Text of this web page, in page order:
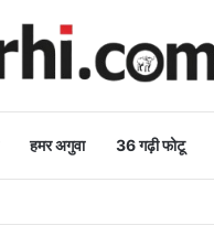
हमर अगुवा 36 गढ़ी फोटू